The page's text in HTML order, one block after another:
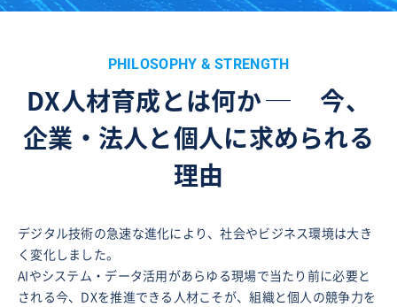
PHILOSOPHY & STRENGTH
DX人材育成とは何か─
今、
企業・法人と個人に求められる
理由
デジタル技術の急速な進化により、社会やビジネス環境は大き
く変化しました。
AIやシステム・データ活用があらゆる現場で当たり前に必要と
される今、DXを推進できる人材こそが、組織と個人の競争力を